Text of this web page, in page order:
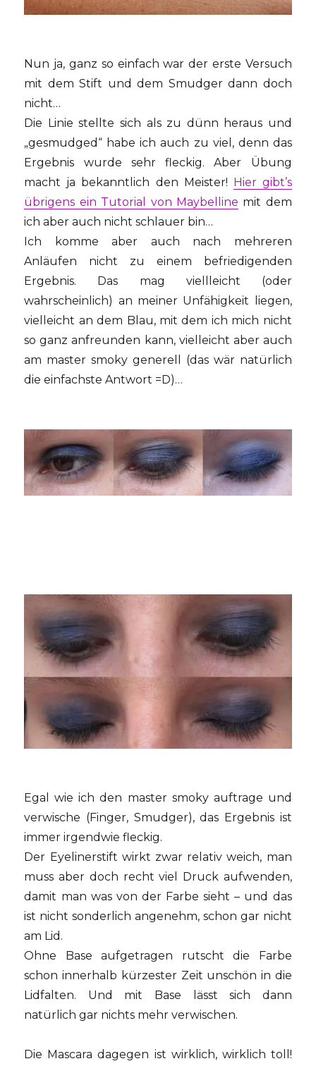
Nun ja, ganz so einfach war der erste Versuch
mit dem Stift und dem Smudger dann doch
nicht…
Die Linie stellte sich als zu dünn heraus und
„gesmudged“ habe ich auch zu viel, denn das
Ergebnis wurde sehr fleckig. Aber Übung
macht ja bekanntlich den Meister! Hier gibt’s
übrigens ein Tutorial von Maybelline mit dem
ich aber auch nicht schlauer bin…
Ich komme aber auch nach mehreren
Anläufen nicht zu einem befriedigenden
Ergebnis. Das mag viellleicht (oder
wahrscheinlich) an meiner Unfähigkeit liegen,
vielleicht an dem Blau, mit dem ich mich nicht
so ganz anfreunden kann, vielleicht aber auch
am master smoky generell (das wär natürlich
die einfachste Antwort =D)…
Egal wie ich den master smoky auftrage und
verwische (Finger, Smudger), das Ergebnis ist
immer irgendwie fleckig.
Der Eyelinerstift wirkt zwar relativ weich, man
muss aber doch recht viel Druck aufwenden,
damit man was von der Farbe sieht – und das
ist nicht sonderlich angenehm, schon gar nicht
am Lid.
Ohne Base aufgetragen rutscht die Farbe
schon innerhalb kürzester Zeit unschön in die
Lidfalten. Und mit Base lässt sich dann
natürlich gar nichts mehr verwischen.
Die Mascara dagegen ist wirklich, wirklich toll!